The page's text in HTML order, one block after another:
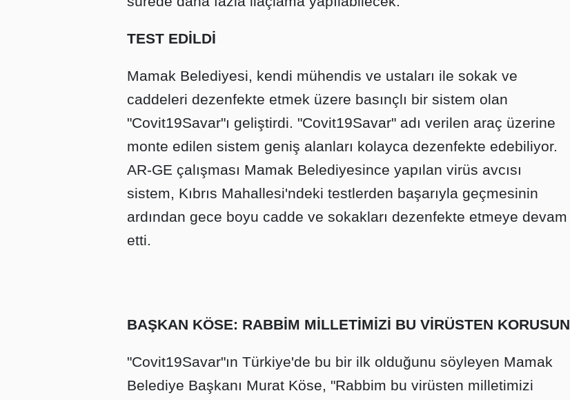
TEST EDİLDİ
Mamak Belediyesi, kendi mühendis ve ustaları ile sokak ve
caddeleri dezenfekte etmek üzere basınçlı bir sistem olan
"Covit19Savar"ı geliştirdi. "Covit19Savar" adı verilen araç üzerine
monte edilen sistem geniş alanları kolayca dezenfekte edebiliyor.
AR-GE çalışması Mamak Belediyesince yapılan virüs avcısı
sistem, Kıbrıs Mahallesi'ndeki testlerden başarıyla geçmesinin
ardından gece boyu cadde ve sokakları dezenfekte etmeye devam
etti.
BAŞKAN KÖSE: RABBİM MİLLETİMİZİ BU VİRÜSTEN KORUSUN
"Covit19Savar"ın Türkiye'de bu bir ilk olduğunu söyleyen Mamak
Belediye Başkanı Murat Köse, "Rabbim bu virüsten milletimizi